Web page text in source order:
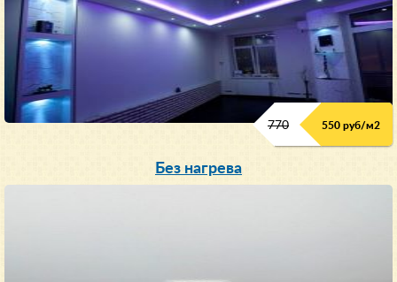
770 550 руб/м2
Без нагрева